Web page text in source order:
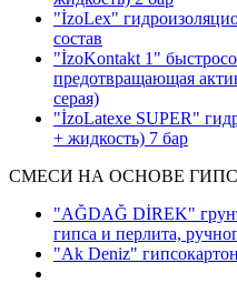
"İzoLex"
состав
"İzoKontakt 1"
предотвращающая
серая)
"İzoLatexe SUPER"
+ жидкость) 7 бар
СМЕСИ НА ОСНОВЕ
"AĞDAĞ DİREK"
гипса и перлита,
"Ak Deniz"